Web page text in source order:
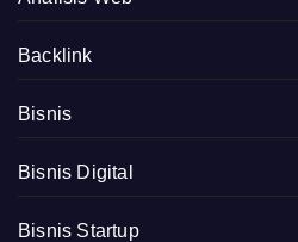
Backlink
Bisnis
Bisnis Digital
Bisnis Startup